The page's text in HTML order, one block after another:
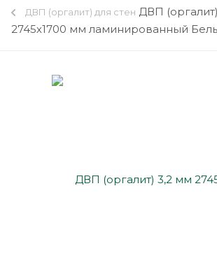
ДВП (оргалит) для стен ДВП
2745х1700 мм ламинированный